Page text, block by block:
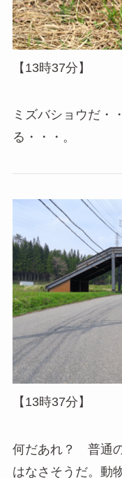
【13時37分】
ミズバショウだ・
る・・・。
【13時37分】
何だあれ？ 普通
はなさそうだ。動